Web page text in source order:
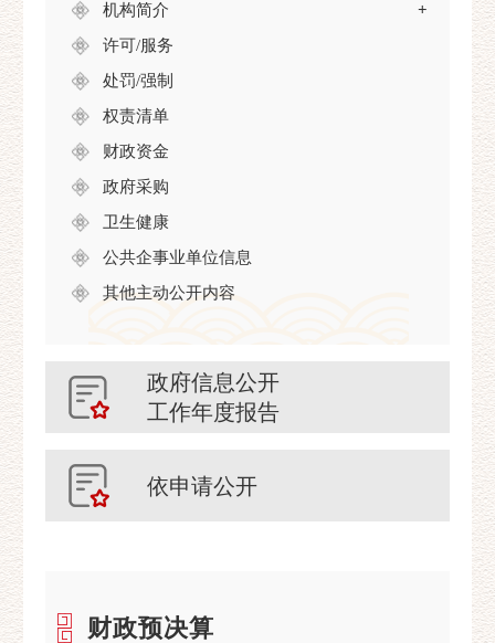
机构简介
+
许可/服务
处罚/强制
权责清单
财政资金
政府采购
卫生健康
公共企事业单位信息
其他主动公开内容
政府信息公开
工作年度报告
依申请公开
财政预决算